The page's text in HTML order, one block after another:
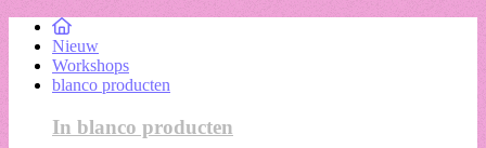
Nieuw
Workshops
blanco producten
In blanco producten